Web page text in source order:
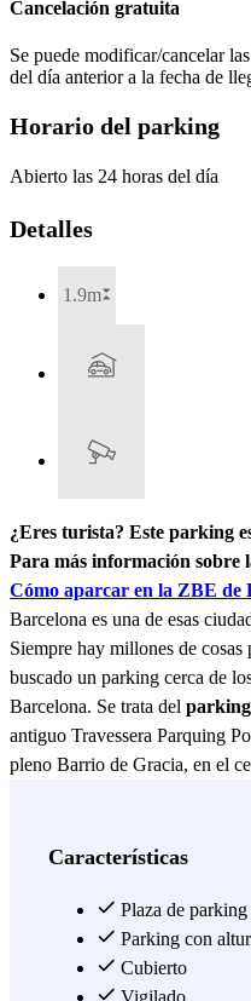
Cancelación gratuita
Se puede modificar/cancelar
del día anterior a la fecha de
Horario del parking
Abierto las 24 horas del día
Detalles
1.9m
¿Eres turista? Este parking
Para más información sobre
Cómo aparcar en la ZBE de
Barcelona es una de esas
Siempre hay millones de
buscado un parking cerca de
Barcelona. Se trata del
antiguo Travessera Parquing
pleno Barrio de Gracia, en el
Hospital El Pilar Grupo
Güell (15 min en bus), La
Familia (20 min en tren).
de restaurantes como también
rato por las noches
Características
Plaza de parking
Parking con
Cubierto
Vigilado